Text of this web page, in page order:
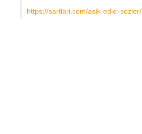
https://sartlari.com/asik-edici-sozler/